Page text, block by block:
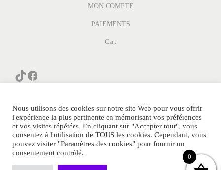
MON COMPTE
PAIEMENTS
Cart
© PARFUM-GENERIQUE.COM Tous Droits Réservés.
POLITIQUE DE CONFIDENTIALITE
Contact
Nous utilisons des cookies sur notre site Web pour vous offrir
l'expérience la plus pertinente en mémorisant vos préférences
et vos visites répétées. En cliquant sur "Accepter tout", vous
consentez à l'utilisation de TOUS les cookies. Cependant, vous
pouvez visiter "Paramètres des cookies" pour fournir un
consentement contrôlé.
0